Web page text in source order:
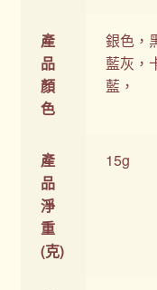
產
品
顏
色
銀色，
藍灰，
藍，
產
品
淨
重
(克)
15g